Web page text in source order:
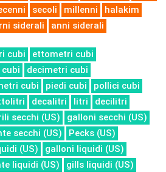
secoli millenni
halakim
siderali anni siderali
cubi
ettometri cubi
decimetri cubi
cubi piedi cubi
pollici cubi
decalitri litri
decilitri
secchi (US)
galloni secchi (US)
secchi (US)
Pecks (US)
(US)
galloni liquidi (US)
liquidi (US)
gills liquidi (US)